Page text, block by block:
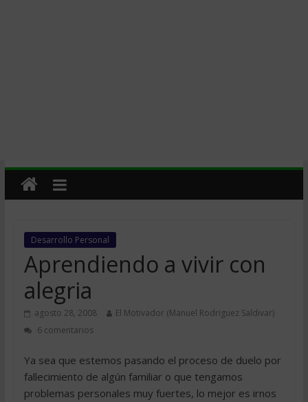
Desarrollo Personal
Aprendiendo a vivir con
alegria
agosto 28, 2008
El Motivador (Manuel Rodriguez Saldivar)
6 comentarios
Ya sea que estemos pasando el proceso de duelo por
fallecimiento de algún familiar o que tengamos
problemas personales muy fuertes, lo mejor es irnos